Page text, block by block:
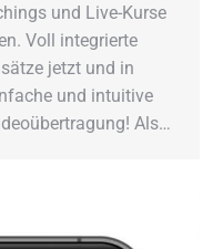
und Live-Kurse
Voll integrierte
jetzt und in
und intuitive
Als…